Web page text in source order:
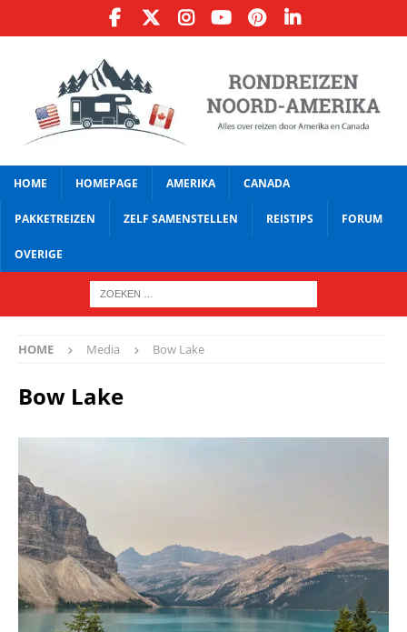
HOME HOMEPAGE AMERIKA CANADA
PAKKETREIZEN ZELF SAMENSTELLEN REISTIPS FORUM
OVERIGE
HOME Media Bow Lake
Bow Lake